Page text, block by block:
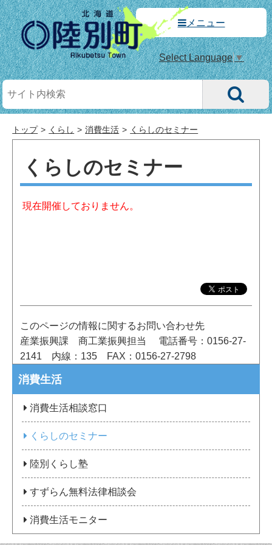
メニュー
Select Language▼
トップ くらし 消費生活 くらしのセミナー
くらしのセミナー
現在開催しておりません。
このページの情報に関するお問い合わせ先
産業振興課 商工業振興担当
電話番号：0156-27-
2141
内線：135 FAX：0156-27-2798
消費生活
消費生活相談窓口
くらしのセミナー
陸別くらし塾
すずらん無料法律相談会
消費生活モニター